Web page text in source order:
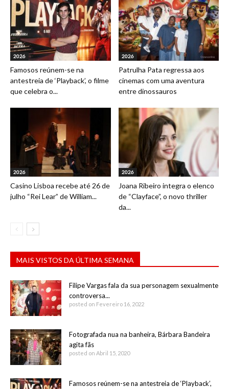
2026
Famosos reúnem-se na
antestreia de ‘Playback’, o filme
que celebra o...
2026
Patrulha Pata regressa aos
cinemas com uma aventura
entre dinossauros
2026
Casino Lisboa recebe até 26 de
julho “Rei Lear” de William...
2026
Joana Ribeiro integra o elenco
de “Clayface”, o novo thriller
da...
MAIS VISTOS DA ÚLTIMA SEMANA
Filipe Vargas fala da sua personagem sexualmente
controversa...
posted on Fevereiro 16, 2022
Fotografada nua na banheira, Bárbara Bandeira
agita fãs
posted on Abril 15, 2020
Famosos reúnem-se na antestreia de ‘Playback’,